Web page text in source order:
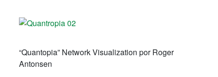
“Quantopia” Network Visualization por Roger
Antonsen